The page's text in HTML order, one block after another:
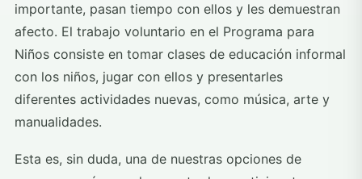
importante, pasan tiempo con ellos y les demuestran
afecto. El trabajo voluntario en el Programa para
Niños consiste en tomar clases de educación informal
con los niños, jugar con ellos y presentarles
diferentes actividades nuevas, como música, arte y
manualidades.
Esta es, sin duda, una de nuestras opciones de